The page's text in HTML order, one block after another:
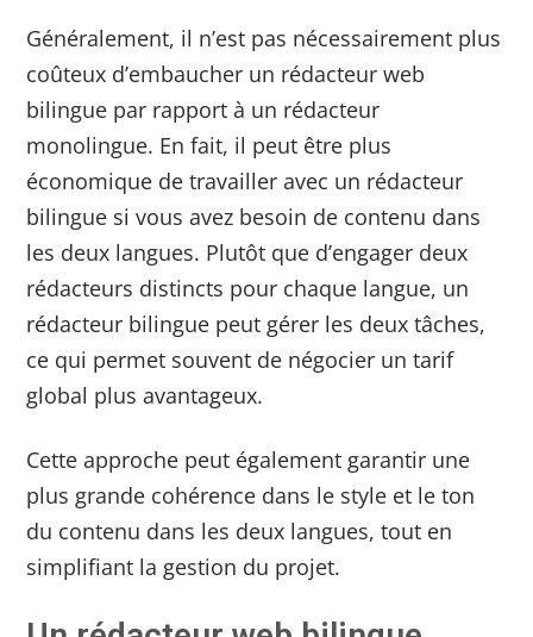
Généralement, il n’est pas nécessairement plus
coûteux d’embaucher un rédacteur web
bilingue par rapport à un rédacteur
monolingue. En fait, il peut être plus
économique de travailler avec un rédacteur
bilingue si vous avez besoin de contenu dans
les deux langues. Plutôt que d’engager deux
rédacteurs distincts pour chaque langue, un
rédacteur bilingue peut gérer les deux tâches,
ce qui permet souvent de négocier un tarif
global plus avantageux.
Cette approche peut également garantir une
plus grande cohérence dans le style et le ton
du contenu dans les deux langues, tout en
simplifiant la gestion du projet.